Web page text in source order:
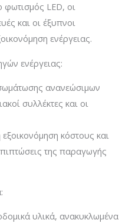
φωτισμός LED, οι
και οι έξυπνοι
ενέργειας.
ενέργειας:
ανανεώσιμων
συλλέκτες και οι
κόστους και
της παραγωγής
υλικά, ανακυκλωμένα